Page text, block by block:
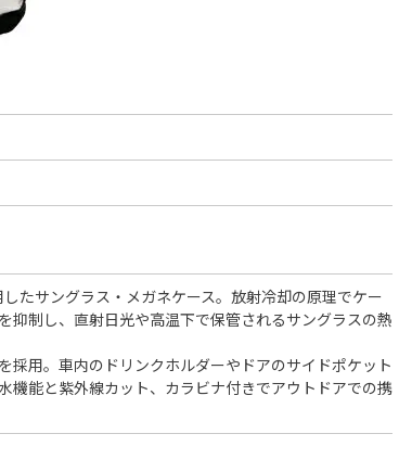
たサングラス・メガネケース。放射冷却の原理でケー
抑制し、直射日光や高温下で保管されるサングラスの熱
採用。車内のドリンクホルダーやドアのサイドポケット
機能と紫外線カット、カラビナ付きでアウトドアでの携